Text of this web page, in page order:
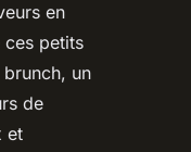
en
petits
un
de
et